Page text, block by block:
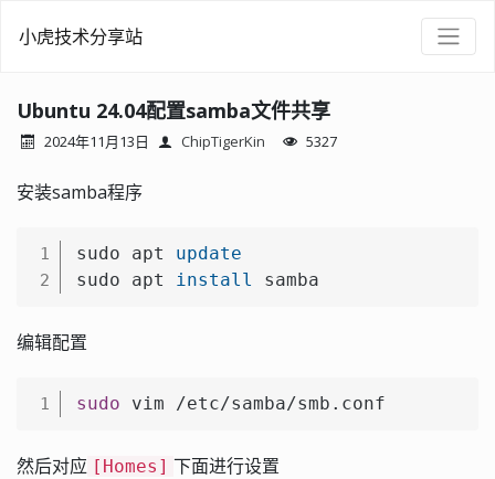
小虎技术分享站
Ubuntu 24.04配置samba文件共享
2024年11月13日 ChipTigerKin 5327
安装samba程序
1
2
sudo apt update
sudo apt install samba
编辑配置
1 sudo vim /etc/samba/smb.conf
然后对应 [Homes] 下面进行设置